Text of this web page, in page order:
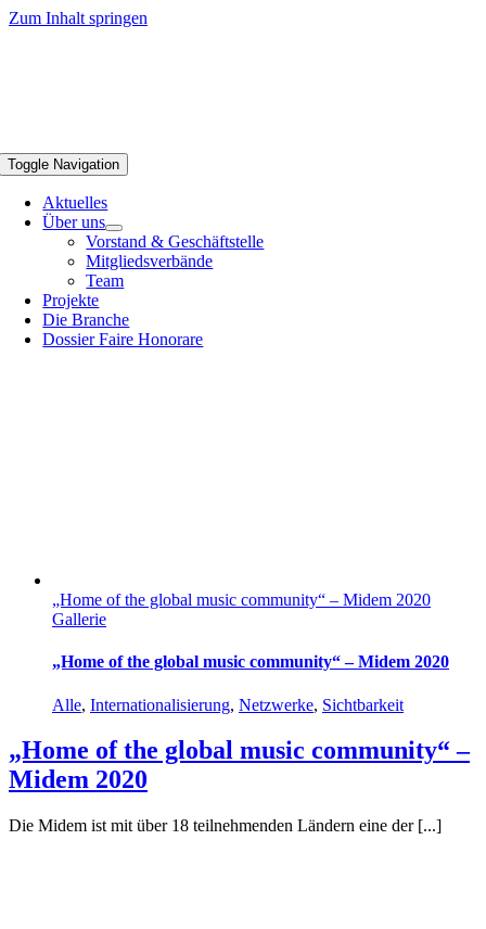
Zum Inhalt springen
Toggle Navigation
Aktuelles
Über uns
Vorstand & Geschäftstelle
Mitgliedsverbände
Team
Projekte
Die Branche
Dossier Faire Honorare
„Home of the global music community“ – Midem 2020
Gallerie
„Home of the global music community“ – Midem 2020
Alle, Internationalisierung, Netzwerke, Sichtbarkeit
„Home of the global music community“ –
Midem 2020
Die Midem ist mit über 18 teilnehmenden Ländern eine der [...]